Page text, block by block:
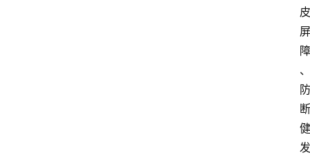
皮
屏
障
、
防
断
健
发